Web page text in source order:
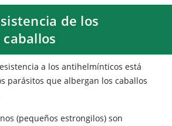
de los
a los antihelmínticos está
parásitos que albergan los caballos
(pequeños estrongilos) son